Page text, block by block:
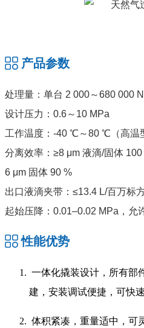
产品参数
处理量：单台 2 000～680 000
设计压力：0.6～10 MPa
工作温度：-40 ℃～80 ℃（高温
分离效率：≥8 μm 液滴/固体
6 μm 固体 90 %
出口液滴夹带：≤13.4 L/百万标
起始压降：0.01–0.02 MPa，允
性能优势
一体化撬装设计，所有部
建，安装调试便捷，可快
体积紧凑，重量适中，可